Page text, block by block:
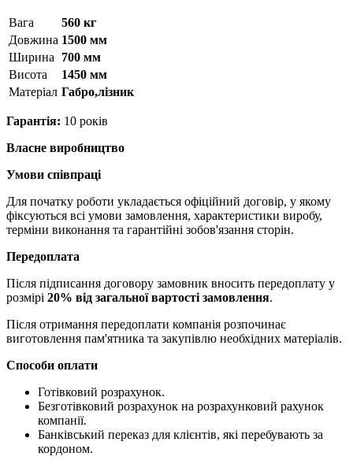
Вага
560 кг
Довжина 1500 мм
Ширина
700 мм
Висота
1450 мм
Матерiал Габро,лізник
Гарантія: 10 років
Власне виробництво
Умови співпраці
Для початку роботи укладається офіційний договір, у якому
фіксуються всі умови замовлення, характеристики виробу,
терміни виконання та гарантійні зобов'язання сторін.
Передоплата
Після підписання договору замовник вносить передоплату у
розмірі 20% від загальної вартості замовлення.
Після отримання передоплати компанія розпочинає
виготовлення пам'ятника та закупівлю необхідних матеріалів.
Способи оплати
Готівковий розрахунок.
Безготівковий розрахунок на розрахунковий рахунок
компанії.
Банківський переказ для клієнтів, які перебувають за
кордоном.